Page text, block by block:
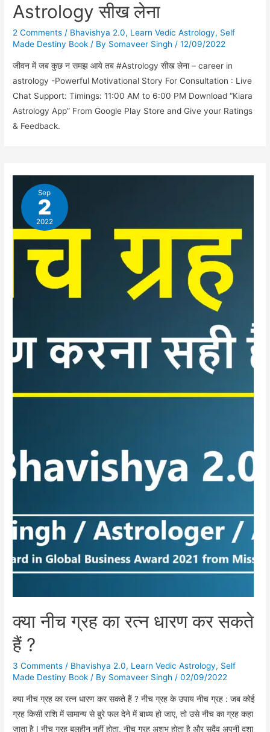
Astrology सीख लेना
2 Comments / Bhavishya 2.0, Learn Vedic Astrology, Self
Made Destiny Book / By Somaveer Singh /12/09/2022
जीवन में जब कुछ न समझ आये तब #Astrology सीख लेना – career in
astrology -Powerful Motivational Story For Consultation : Live
Chat Support: Timings: 11:00 AM to 6:00 PM Download “Kiara
Astrology App” From Google Play Store and Give your Ratings
& Feedback.
Sep
2
2022
क्या नीच ग्रह का रत्न धारण कर सकते
हैं ?
3 Comments / Bhavishya 2.0, Learn Vedic Astrology, Self
Made Destiny Book / By Somaveer Singh /02/09/2022
क्या नीच ग्रह का रत्न धारण कर सकते हैं ? नीच ग्रह के उपाय नीच ग्रह : जब कोई
ग्रह किसी राशि में सामान्य से बुरे फल देने में बाध्य हो जाए, तो उसे नीच का ग्रह कहा
जाता है I नीच ग्रह बलहीन नहीं होता, नीच ग्रह अशुभ होता है और सदैव अपनी दशा